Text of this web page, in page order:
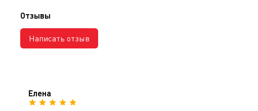
Отзывы
Написать отзыв
Елена